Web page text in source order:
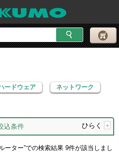
ドウェア
ネットワーク
ードウェア ネットワーク
込条件 ひらく +
ーター”での検索結果 9件が該当しまし